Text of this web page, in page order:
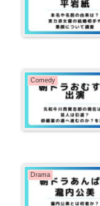
Comedy
Drama